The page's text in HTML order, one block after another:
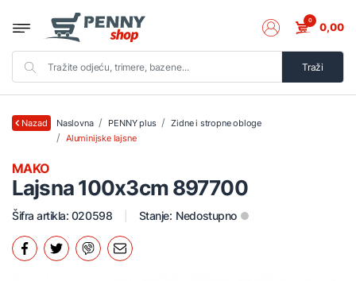
Traži
0 0,00
Nazad Naslovna PENNY plus
Zidne i stropne obloge
Aluminijske lajsne
Lajsna 100x3cm 897700
MAKO
Šifra artikla: 020598 Stanje: Nedostupno